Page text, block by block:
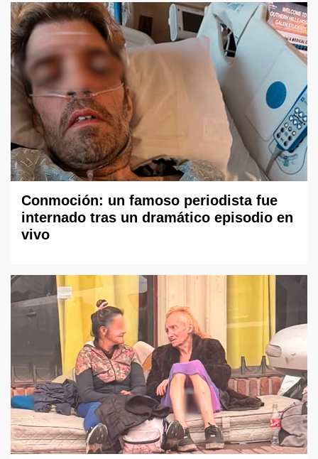
Conmoción: un famoso periodista fue
internado tras un dramático episodio en
vivo